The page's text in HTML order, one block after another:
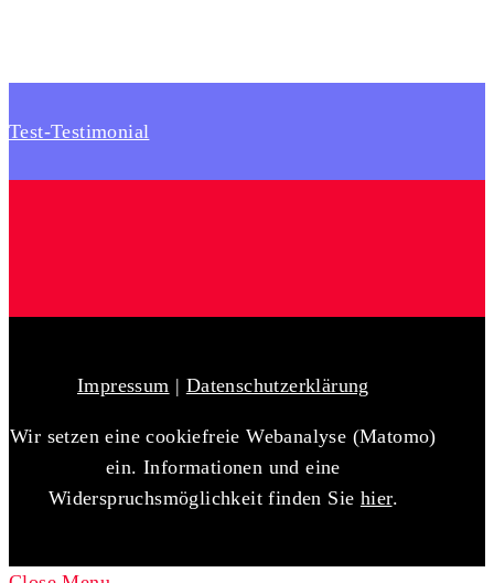
Test-Testimonial
Impressum | Datenschutzerklärung
Wir setzen eine cookiefreie Webanalyse (Matomo)
ein. Informationen und eine
Widerspruchsmöglichkeit finden Sie hier.